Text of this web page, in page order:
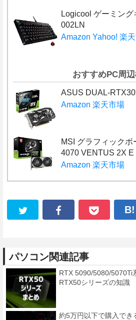
Logicool ゲーミン
002LN
Amazon Yahoo! 楽
おすすめPC周
ASUS DUAL-
Amazon 楽天市場
MSI グラフィック
4070 VENTUS 2X E
Amazon 楽天市場
B!
パソコン関連記事
RTX 5090/5080/5070Ti
RTX50シリーズの知識
約5万円以下で購入でき